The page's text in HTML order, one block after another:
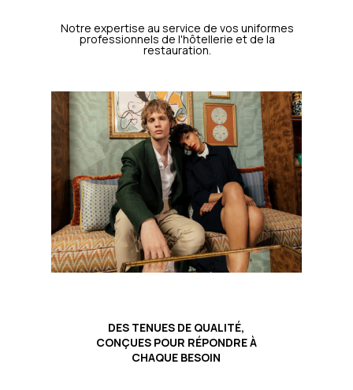
Notre expertise au service de vos uniformes
professionnels de l'hôtellerie et de la
restauration.
DES TENUES DE QUALITÉ,
CONÇUES POUR RÉPONDRE À
CHAQUE BESOIN